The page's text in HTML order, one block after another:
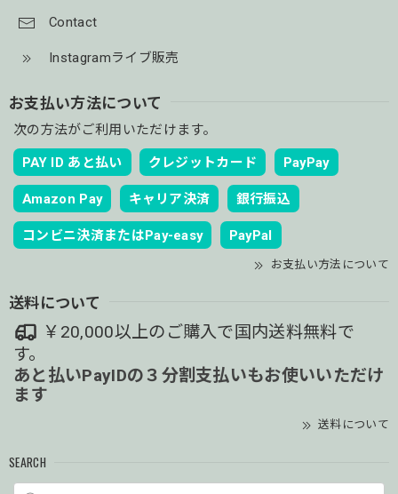
Contact
Instagramライブ販売
お支払い方法について
次の方法がご利用いただけます。
PAY ID あと払い クレジットカード PayPay
Amazon Pay キャリア決済 銀行振込
コンビニ決済またはPay-easy PayPal
お支払い方法について
送料について
￥20,000以上のご購入で国内送料無料で
す。
あと払いPayIDの３分割支払いもお使いいただけ
ます
送料について
SEARCH